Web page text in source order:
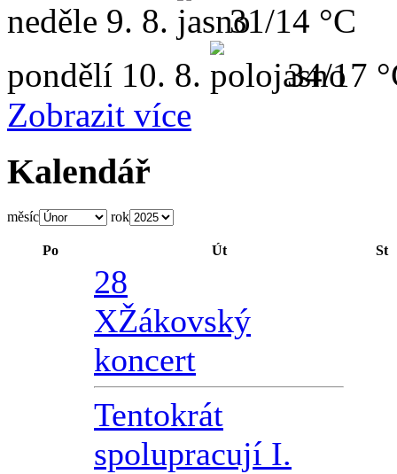
neděle 9. 8.
31/14 °C
pondělí 10. 8.
34/17
Zobrazit více
Kalendář
měsíc rok
Po Út St
28
XŽákovský
koncert
Tentokrát
spolupracují I.